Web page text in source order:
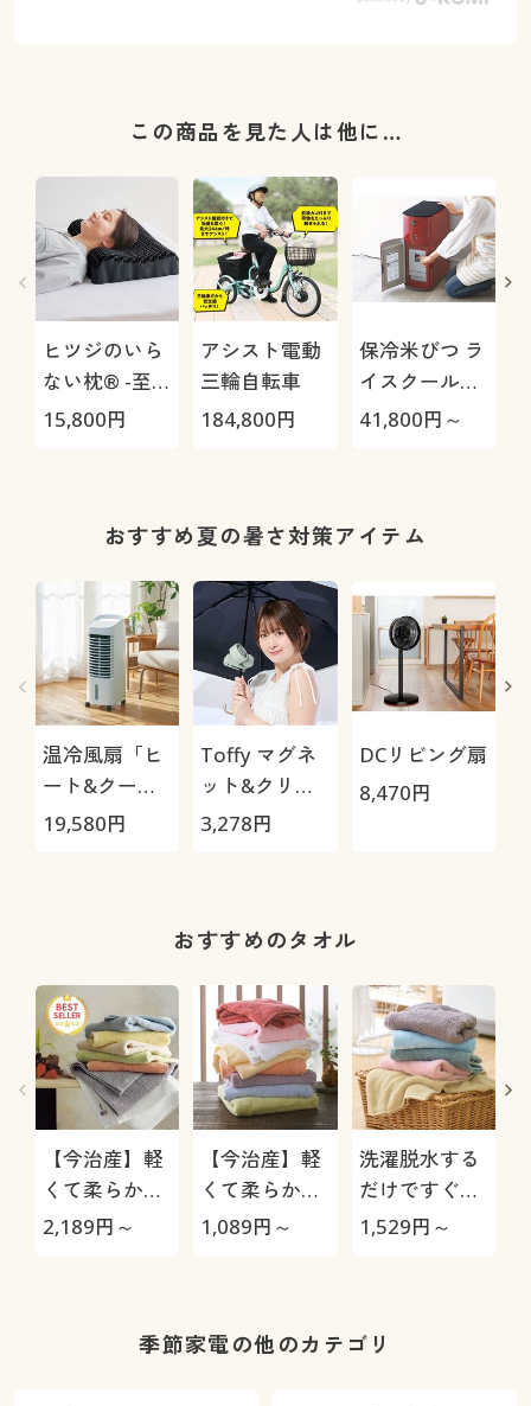
この商品を見た人は他に…
ヒツジのいら
ない枕® -至
極-
15,800円
アシスト電動
三輪自転車
184,800円
保冷米びつ ラ
イスクール
HRC-
41,800円～
おすすめ夏の暑さ対策アイテム
温冷風扇「ヒ
ート&クー
ル」
19,580円
Toffy マグネ
ット&クリッ
プファン
3,278円
DCリビング扇
8,470円
おすすめのタオル
【今治産】軽
くて柔らかい
タオル(同色2
2,189円～
【今治産】軽
くて柔らかい
タオル(1枚)
1,089円～
洗濯脱水する
だけですぐ乾
くタオル(同色
1,529円～
季節家電の他のカテゴリ